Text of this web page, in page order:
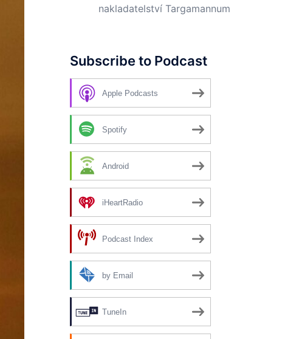
nakladatelství Targamannum
Subscribe to Podcast
Apple Podcasts
Spotify
Android
iHeartRadio
Podcast Index
by Email
TuneIn